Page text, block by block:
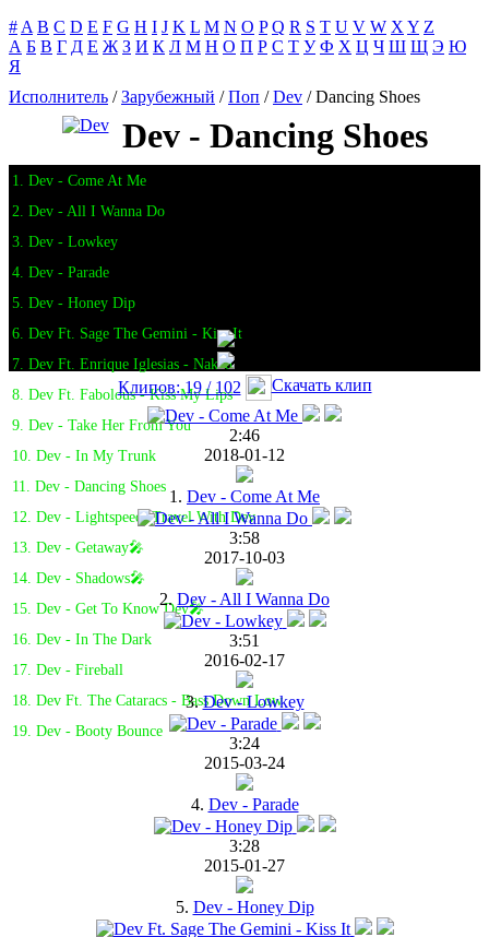
# A B C D E F G H I J K L M N O P Q R S T U V W X Y Z
А Б В Г Д Е Ж З И К Л М Н О П Р С Т У Ф Х Ц Ч Ш Щ Э Ю
Я
Исполнитель /Зарубежный /Поп /Dev / Dancing Shoes
Dev - Dancing Shoes
1. Dev - Come At Me
2. Dev - All I Wanna Do
3. Dev - Lowkey
4. Dev - Parade
5. Dev - Honey Dip
6. Dev Ft. Sage The Gemini - Kiss It
7. Dev Ft. Enrique Iglesias - Naked
8. Dev Ft. Fabolous - Kiss My Lips
9. Dev - Take Her From You
10. Dev - In My Trunk
11. Dev - Dancing Shoes
12. Dev - Lightspeed: Travel With Dev
13. Dev - Getaway🎤
14. Dev - Shadows🎤
15. Dev - Get To Know Dev🎤
16. Dev - In The Dark
17. Dev - Fireball
18. Dev Ft. The Cataracs - Bass Down Low
19. Dev - Booty Bounce
Клипов: 19 / 102 Скачать клип
2:46
2018-01-12
1. Dev - Come At Me
3:58
2017-10-03
2. Dev - All I Wanna Do
3:51
2016-02-17
3.Dev - Lowkey
3:24
2015-03-24
4. Dev - Parade
3:28
2015-01-27
5. Dev - Honey Dip